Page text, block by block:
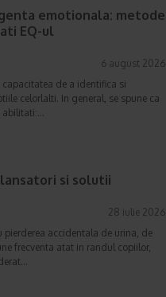
emotionala: metode
EQ-ul
6 august 2026
de a identifica si
celorlalti. In general, se spune ca
abilitati:…
si solutii
28 iulie 2026
pierderea accidentala de urina, de
frecventa atat in randul copiilor,